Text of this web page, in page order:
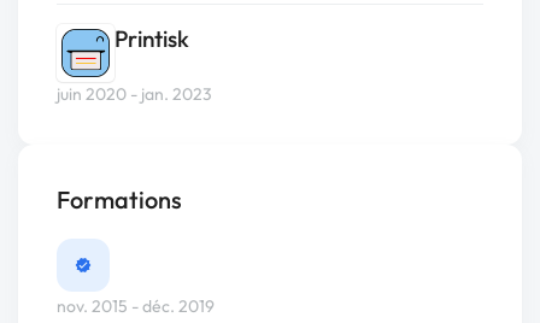
Printisk
juin 2020 - jan. 2023
Formations
nov. 2015 - déc. 2019